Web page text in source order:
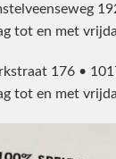
tot en met
176 •
tot en met